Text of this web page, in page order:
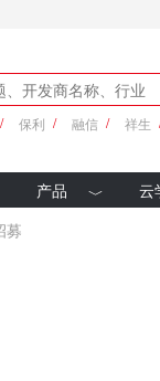
保利 融信 祥生
产品
优采产品库
云
募